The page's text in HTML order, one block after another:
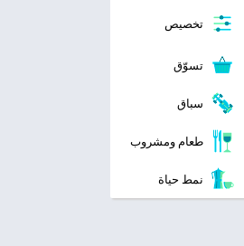
تخصيص
تسوّق
سباق
طعام ومشروب
نمط حياة